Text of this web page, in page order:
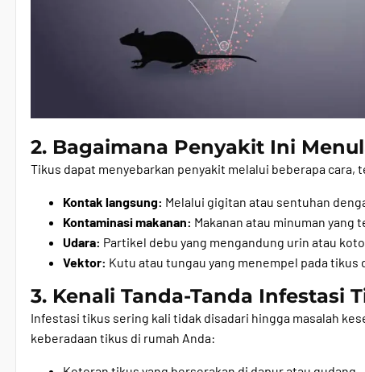
2. Bagaimana Penyakit Ini
Tikus dapat menyebarkan penyakit melalui beberapa cara,
Kontak langsung: Melalui gigitan atau sentuhan
Kontaminasi makanan: Makanan atau minuman
Udara: Partikel debu yang mengandung urin atau
Vektor: Kutu atau tungau yang menempel pada
3. Kenali Tanda-Tanda Infestasi
Infestasi tikus sering kali tidak disadari hingga masalah
keberadaan tikus di rumah Anda: